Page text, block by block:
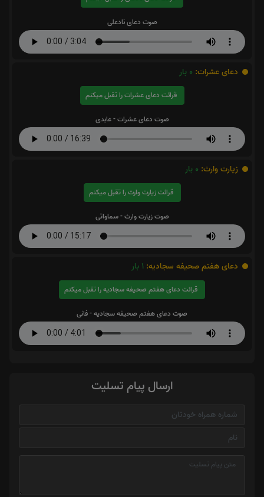
صوت دعای نادعلی
دعای عشرات: 0 بار
قرائت دعای عشرات را تقبل میکنم
صوت دعای عشرات - عابدی
زیارت وارث: 0 بار
قرائت زیارت وارث را تقبل میکنم
صوت زیارت وارث - سماواتی
دعای هفتم صحیفه سجادیه: 1 بار
قرائت دعای هفتم صحیفه سجادیه را تقبل میکنم
صوت دعای هفتم صحیفه سجادیه - فانی
ارسال پیام تسلیت